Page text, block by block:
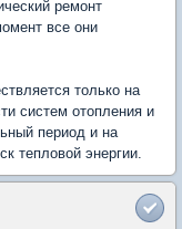
ремонт
все они
только на
систем отопления и
период и на
тепловой энергии.